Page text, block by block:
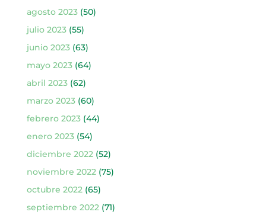
agosto 2023(50)
julio 2023(55)
junio 2023(63)
mayo 2023(64)
abril 2023(62)
marzo 2023(60)
febrero 2023(44)
enero 2023(54)
diciembre 2022(52)
noviembre 2022(75)
octubre 2022(65)
septiembre 2022(71)